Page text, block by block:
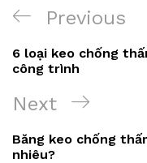
Điều
hướng
bài
viết
Previous
Post
Previous
6 loại keo chống
công trình
Next
Post
Next
Băng keo chống
nhiêu?